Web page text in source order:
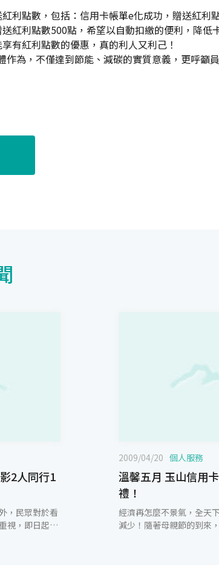
利點數，包括：信用卡帳單e化成功，贈送紅利
紅利點數500點，希望以自動扣繳的便利，降低
有紅利點數的優惠，真的利人又利己！
為，不僅達到節能、減碳的實質意義，更呼籲
，民眾對於看
視，即日起至
2009/04/20 個人服務
溫馨五月 玉山信用卡寵愛媽咪獻好
禮！
經濟再怎麼不景氣，全天
減少！隨著母親節的到來